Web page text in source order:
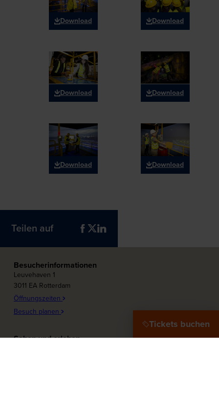
Download Download
Download Download
Download Download
Teilen auf
Besucherinformationen
Leuvehaven 1
3011 EA Rotterdam
Öffnungszeiten
Besuch planen
Sehen und erleben
Tickets buchen